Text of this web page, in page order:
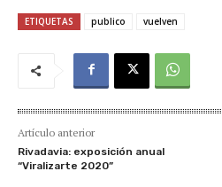
ETIQUETAS publico vuelven
Artículo anterior
Rivadavia: exposición anual
“Viralizarte 2020”